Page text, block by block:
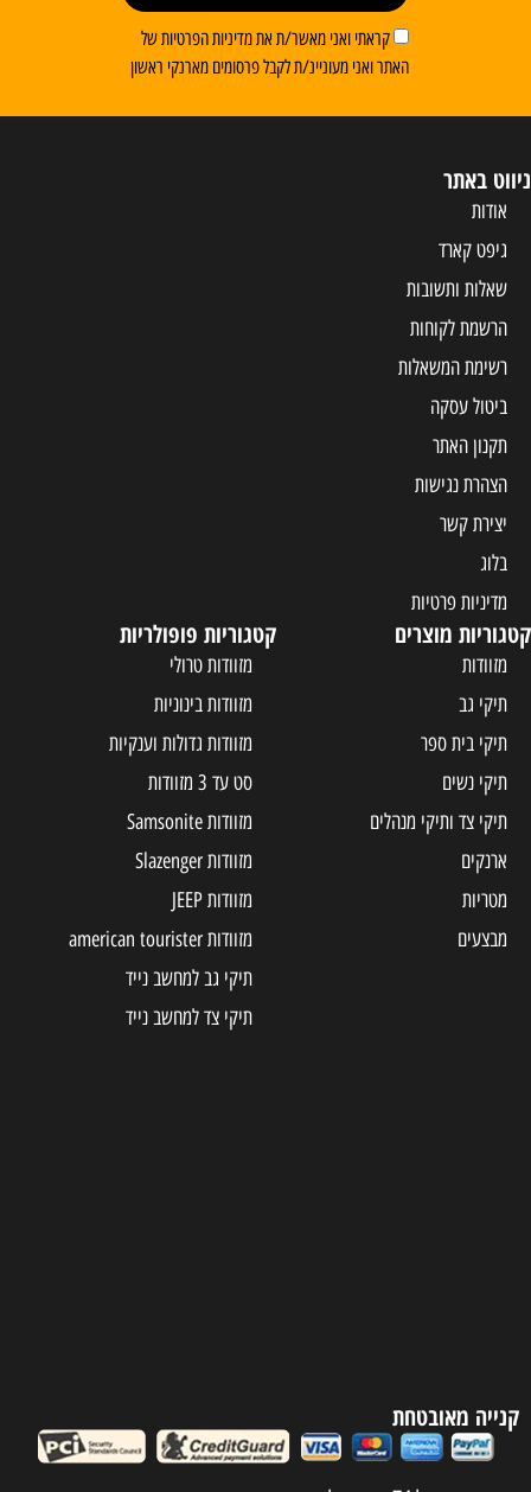
קראתי ואני מאשר/ת את מדיניות הפרטיות של
האתר ואני מעוניינ/ת לקבל פרסומים מארנקי ראשון
ניווט באתר
אודות
גיפט קארד
שאלות ותשובות
הרשמת לקוחות
רשימת המשאלות
ביטול עסקה
תקנון האתר
הצהרת נגישות
יצירת קשר
בלוג
מדיניות פרטיות
קטגוריות מוצרים
מזוודות
תיקי גב
תיקי בית ספר
תיקי נשים
תיקי צד ותיקי מנהלים
ארנקים
מטריות
מבצעים
קטגוריות פופולריות
מזוודות טרולי
מזוודות בינוניות
מזוודות גדולות וענקיות
סט עד 3 מזוודות
מזוודות Samsonite
מזוודות Slazenger
מזוודות JEEP
מזוודות american tourister
תיקי גב למחשב נייד
תיקי צד למחשב נייד
קנייה מאובטחת